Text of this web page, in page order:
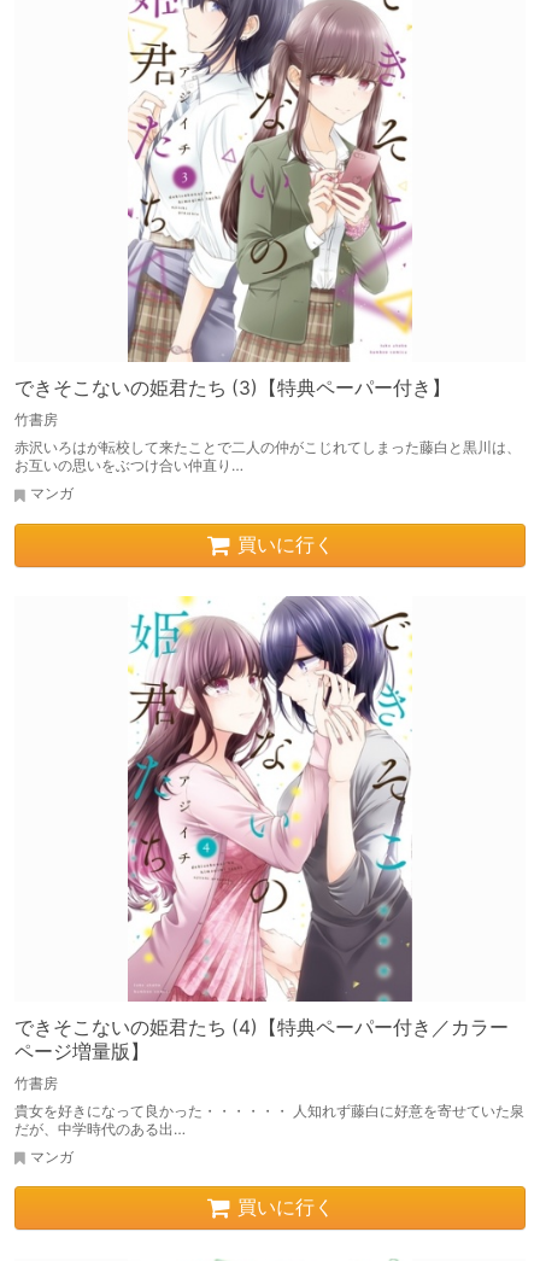
できそこないの姫君たち (3)【特典ペーパー付き】
竹書房
赤沢いろはが転校して来たことで二人の仲がこじれてしまった藤白と黒川は、
お互いの思いをぶつけ合い仲直り…
マンガ
買いに行く
できそこないの姫君たち (4)【特典ペーパー付き／カラー
ページ増量版】
竹書房
貴女を好きになって良かった・・・・・・ 人知れず藤白に好意を寄せていた泉
だが、中学時代のある出…
マンガ
買いに行く